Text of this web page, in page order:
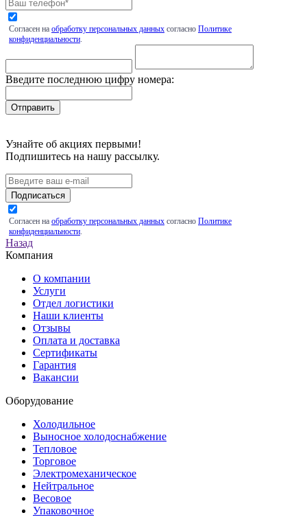
Согласен на обработку персональных данных согласно Политике
конфиденциальности.
Введите последнюю цифру номера:
Узнайте об акциях первыми!
Подпишитесь на нашу рассылку.
Подписаться
Согласен на обработку персональных данных согласно Политике
конфиденциальности.
Назад
Компания
О компании
Услуги
Отдел логистики
Наши клиенты
Отзывы
Оплата и доставка
Сертификаты
Гарантия
Вакансии
Оборудование
Холодильное
Выносное холодоснабжение
Тепловое
Торговое
Электромеханическое
Нейтральное
Весовое
Упаковочное